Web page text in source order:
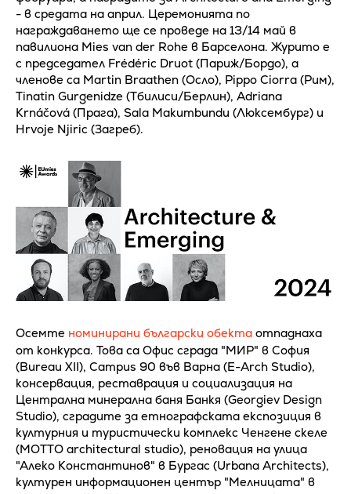
- в средата на април. Церемонията по
награждаването ще се проведе на 13/14 май в
павилиона Mies van der Rohe в Барселона. Журито е
с председател Frédéric Druot (Париж/Бордо), а
членове са Martin Braathen (Oсло), Pippo Ciorra (Рим),
Tinatin Gurgenidze (Тбилиси/Берлин), Adriana
Krnáčová (Прага), Sala Makumbundu (Люксембург) и
Hrvoje Njiric (Загреб).
Осемте номинирани български обекта отпаднаха
от конкурса. Това са Офис сграда "МИР" в София
(Bureau XII), Campus 90 във Варна (E-Arch Studio),
консервация, реставрация и социализация на
Централна минерална баня Банкя (Georgiev Design
Studio), сградите за етнографската експозиция в
културния и туристически комплекс Ченгене скеле
(MOTTO architectural studio), реновация на улица
"Алеко Константинов" в Бургас (Urbana Architects),
културен информационен център "Мелницата" в